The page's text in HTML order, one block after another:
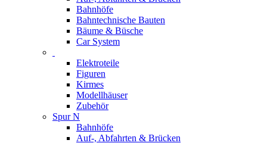
Bahnhöfe
Bahntechnische Bauten
Bäume & Büsche
Car System
Elektroteile
Figuren
Kirmes
Modellhäuser
Zubehör
Spur N
Bahnhöfe
Auf-, Abfahrten & Brücken